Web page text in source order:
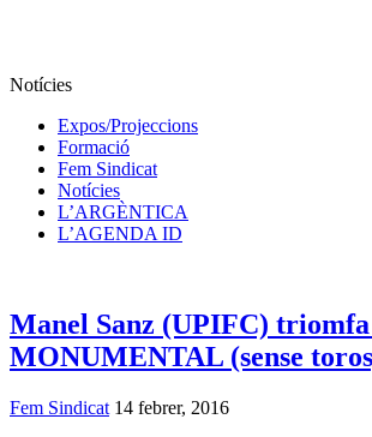
Notícies
Expos/Projeccions
Formació
Fem Sindicat
Notícies
L’ARGÈNTICA
L’AGENDA ID
Manel Sanz (UPIFC)
MONUMENTAL (sense
Fem Sindicat 14 febrer, 2016